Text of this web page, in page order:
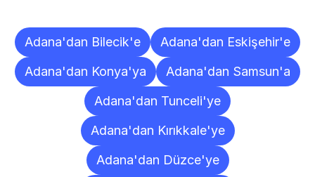
Adana'dan Bilecik'e
Adana'dan Eskişehir'e
Adana'dan Konya'ya
Adana'dan Samsun'a
Adana'dan Tunceli'ye
Adana'dan Kırıkkale'ye
Adana'dan Düzce'ye